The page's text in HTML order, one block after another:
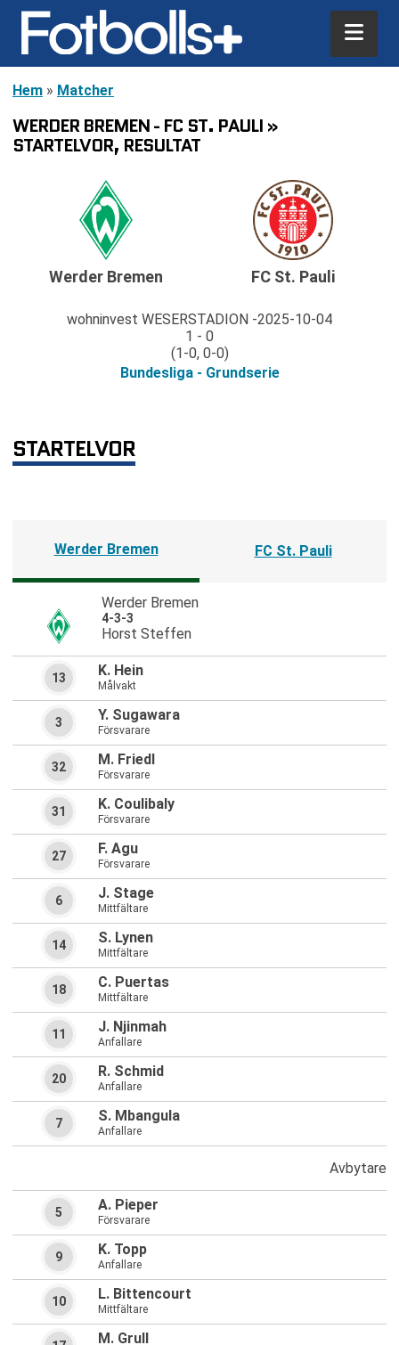
Hem » Matcher
WERDER BREMEN - FC ST. PAULI »
STARTELVOR, RESULTAT
Werder Bremen
wohninvest WESERSTADION
2025-10-04
1 - 0
(1-0, 0-0)
Bundesliga - Grundserie
FC St. Pauli
STARTELVOR
Werder Bremen FC St. Pauli
Werder Bremen
4-3-3
Horst Steffen
K. Hein
Målvakt
13
Y. Sugawara
Försvarare
3
M. Friedl
Försvarare
32
K. Coulibaly
Försvarare
31
F. Agu
Försvarare
27
J. Stage
Mittfältare
6
S. Lynen
Mittfältare
14
C. Puertas
Mittfältare
18
J. Njinmah
Anfallare
11
R. Schmid
Anfallare
20
S. Mbangula
Anfallare
7
Avbytare
A. Pieper
Försvarare
5
K. Topp
Anfallare
9
L. Bittencourt
Mittfältare
10
M. Grull